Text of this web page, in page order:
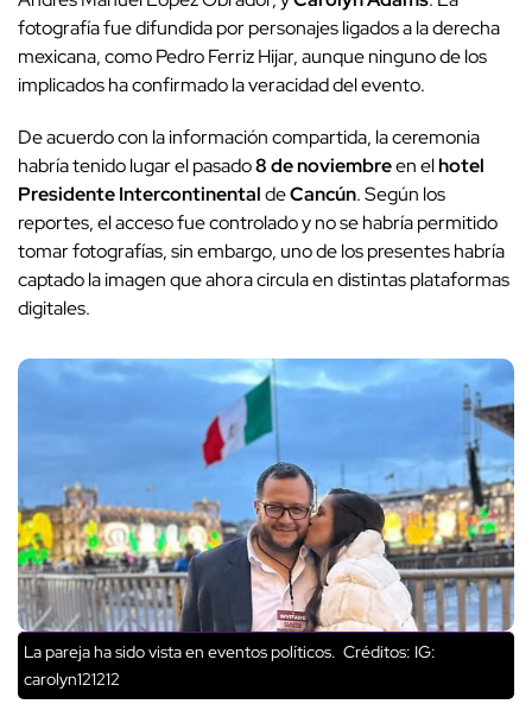
fotografía fue difundida por personajes ligados a la derecha
mexicana, como Pedro Ferriz Hijar, aunque ninguno de los
implicados ha confirmado la veracidad del evento.
De acuerdo con la información compartida, la ceremonia
habría tenido lugar el pasado8 de noviembreen elhotel
Presidente IntercontinentaldeCancún. Según los
reportes, el acceso fue controlado y no se habría permitido
tomar fotografías, sin embargo, uno de los presentes habría
captado la imagen que ahora circula en distintas plataformas
digitales.
La pareja ha sido vista en eventos políticos. Créditos: IG:
carolyn121212